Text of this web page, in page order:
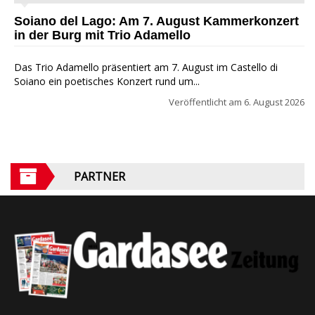
Soiano del Lago: Am 7. August Kammerkonzert
in der Burg mit Trio Adamello
Das Trio Adamello präsentiert am 7. August im Castello di
Soiano ein poetisches Konzert rund um...
Veröffentlicht am 6. August 2026
PARTNER